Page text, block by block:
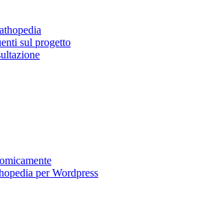
sul progetto
per Wordpress